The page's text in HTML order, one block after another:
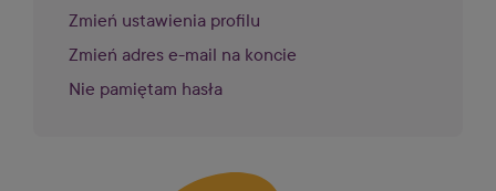
Zmień ustawienia profilu
Zmień adres e-mail na koncie
Nie pamiętam hasła